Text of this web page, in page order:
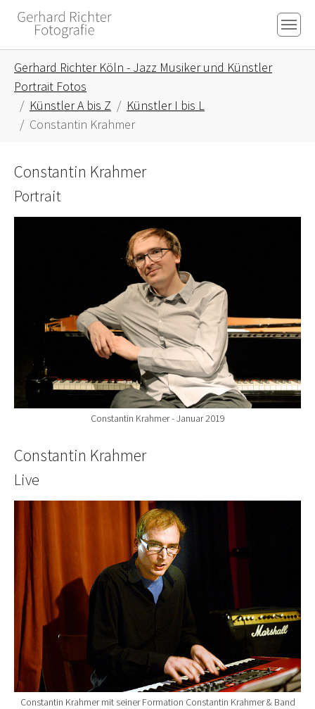
Skip to main content
Skip to page footer
Gerhard Richter Köln - Jazz Musiker und Künstler
Portrait Fotos
Künstler A bis Z
Künstler I bis L
Constantin Krahmer
Constantin Krahmer
Portrait
Constantin Krahmer - Januar 2019
Constantin Krahmer
Live
Show larger version for:
Constantin Krahmer mit seiner Formation Constantin Krahmer & Band